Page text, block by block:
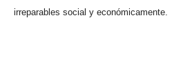
irreparables social y económicamente.